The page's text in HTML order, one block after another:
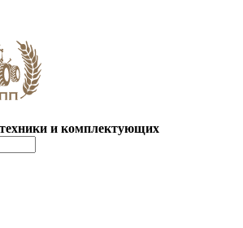
и комплектующих